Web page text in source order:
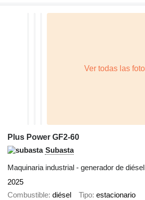
Plus Power GF2-60
Subasta
Maquinaria industrial - generador de diésel
2025
Combustible diésel Tipo estacionario